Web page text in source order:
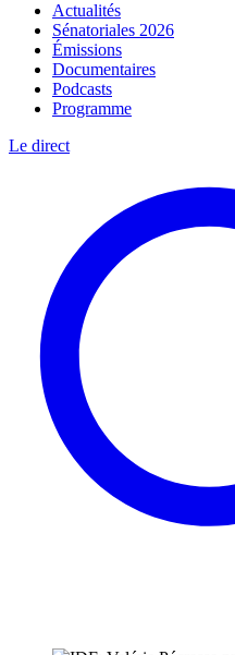
Actualités
Sénatoriales 2026
Émissions
Documentaires
Podcasts
Programme
Le direct